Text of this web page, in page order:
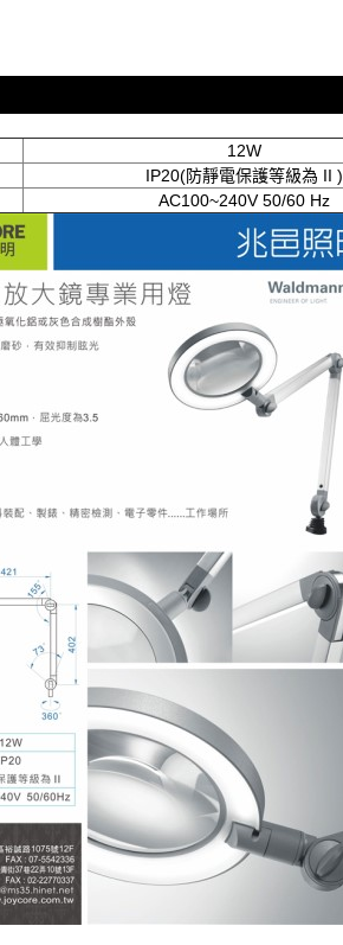
12W
IP20(防靜電保護等級為 II )
AC100~240V 50/60 Hz